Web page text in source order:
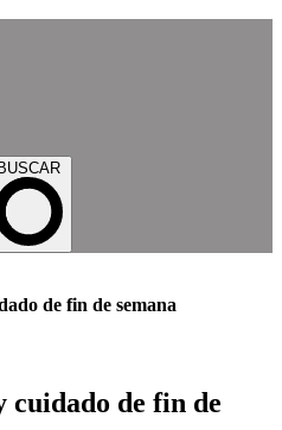
BUSCAR
de fin de semana
de fin de